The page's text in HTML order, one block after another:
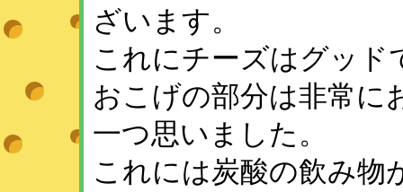
ざいます。
これにチーズはグッド
おこげの部分は非常に
一つ思いました。
これには炭酸の飲み